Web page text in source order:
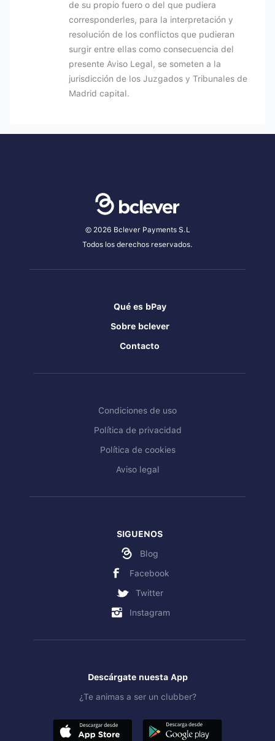
de su propio fuero o del que pudiera
corresponderles, para la interpretación y
resolución de los conflictos que pudieran
surgir entre ellas como consecuencia del
presente Aviso Legal, se someten a la
jurisdicción de los Juzgados y Tribunales de
Madrid capital.
© 2026 Bclever Payments S.L
Todos los derechos reservados.
Qué es bPay
Sobre bclever
Contacto
Condiciones de uso
Política de privacidad
Política de cookies
Aviso legal
SIGUENOS
Blog
Facebook
Twitter
Instagram
Descárgate nuesta App
¿Te animas a ser un clubber?